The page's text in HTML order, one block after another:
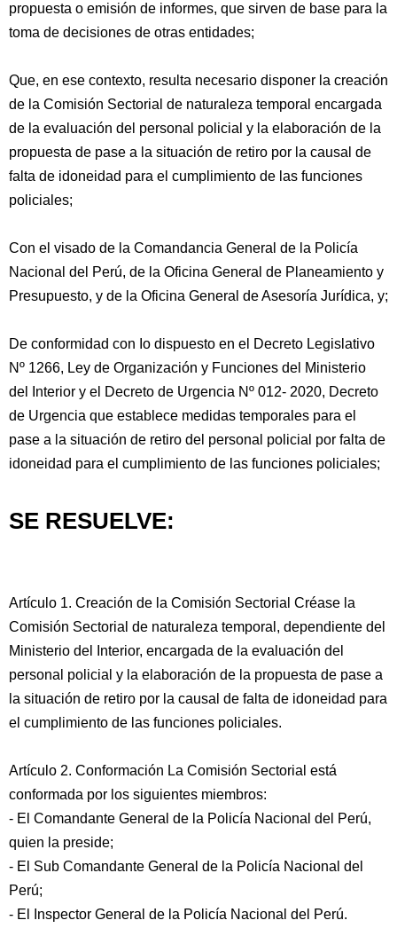
propuesta o emisión de informes, que sirven de base para la
toma de decisiones de otras entidades;
Que, en ese contexto, resulta necesario disponer la creación
de la Comisión Sectorial de naturaleza temporal encargada
de la evaluación del personal policial y la elaboración de la
propuesta de pase a la situación de retiro por la causal de
falta de idoneidad para el cumplimiento de las funciones
policiales;
Con el visado de la Comandancia General de la Policía
Nacional del Perú, de la Oficina General de Planeamiento y
Presupuesto, y de la Oficina General de Asesoría Jurídica, y;
De conformidad con Io dispuesto en el Decreto Legislativo
Nº 1266, Ley de Organización y Funciones del Ministerio
del Interior y el Decreto de Urgencia Nº 012- 2020, Decreto
de Urgencia que establece medidas temporales para el
pase a la situación de retiro del personal policial por falta de
idoneidad para el cumplimiento de las funciones policiales;
SE RESUELVE:
Artículo 1. Creación de la Comisión Sectorial Créase la
Comisión Sectorial de naturaleza temporal, dependiente del
Ministerio del Interior, encargada de la evaluación del
personal policial y la elaboración de la propuesta de pase a
la situación de retiro por la causal de falta de idoneidad para
el cumplimiento de las funciones policiales.
Artículo 2. Conformación La Comisión Sectorial está
conformada por los siguientes miembros:
- El Comandante General de la Policía Nacional del Perú,
quien la preside;
- El Sub Comandante General de la Policía Nacional del
Perú;
- El Inspector General de la Policía Nacional del Perú.